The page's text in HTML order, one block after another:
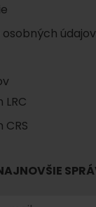
údajov
LRC
CRS